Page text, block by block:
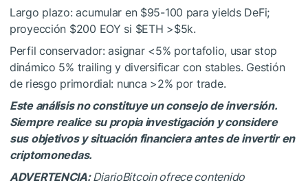
Largo plazo: acumular en $95-100 para yields DeFi;
proyección $200 EOY si $ETH >$5k.
Perfil conservador: asignar <5% portafolio, usar stop
dinámico 5% trailing y diversificar con stables. Gestión
de riesgo primordial: nunca >2% por trade.
Este análisis no constituye un consejo de inversión.
Siempre realice su propia investigación y considere
sus objetivos y situación financiera antes de invertir en
criptomonedas.
ADVERTENCIA:DiarioBitcoin ofrece contenido